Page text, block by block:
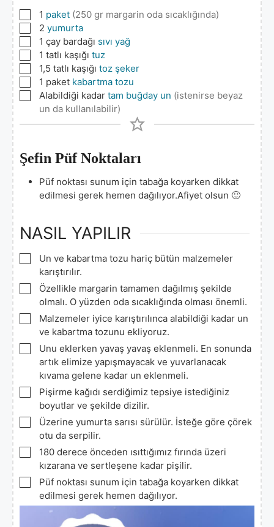
▢1 paket (250 gr margarin oda sıcaklığında)
▢
2 yumurta
▢1 çay bardağı sıvı yağ
▢1 tatlı kaşığı tuz
▢1,5 tatlı kaşığı toz şeker
▢1 paket kabartma tozu
▢
Alabildiği kadar tam buğday un (istenirse beyaz
un da kullanılabilir)
Şefin Püf Noktaları
Püf noktası sunum için tabağa koyarken dikkat
edilmesi gerek hemen dağılıyor.Afiyet olsun 🙂
NASIL YAPILIR
▢
Un ve kabartma tozu hariç bütün malzemeler
karıştırılır.
▢
Özellikle margarin tamamen dağılmış şekilde
olmalı. O yüzden oda sıcaklığında olması önemli.
▢
Malzemeler iyice karıştırılınca alabildiği kadar un
ve kabartma tozunu ekliyoruz.
▢
Unu eklerken yavaş yavaş eklenmeli. En sonunda
artık elimize yapışmayacak ve yuvarlanacak
kıvama gelene kadar un eklenmeli.
▢
Pişirme kağıdı serdiğimiz tepsiye istediğiniz
boyutlar ve şekilde dizilir.
▢
Üzerine yumurta sarısı sürülür. İsteğe göre çörek
otu da serpilir.
▢180 derece önceden ısıttığımız fırında üzeri
kızarana ve sertleşene kadar pişilir.
▢
Püf noktası sunum için tabağa koyarken dikkat
edilmesi gerek hemen dağılıyor.